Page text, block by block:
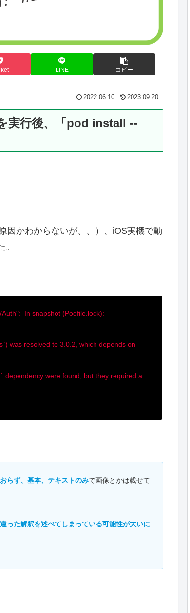
LINE コピー
2022.06.10 2023.09.20
実行後、「pod install --
因かわからないが、、）、iOS実機で動
Auth": In snapshot (Podfile.lock):
was resolved to 3.0.2, which depends on
dependency were found, but they required a
らず、基本、テキストのみで画像とかは載せて
った解釈を述べてしまっている可能性が大いに